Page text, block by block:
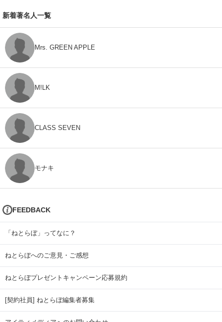
新着著名人一覧
Mrs. GREEN APPLE
M!LK
CLASS SEVEN
モナキ
FEEDBACK
「ねとらぼ」ってなに？
ねとらぼへのご意見・ご感想
ねとらぼプレゼントキャンペーン応募規約
[契約社員] ねとらぼ編集者募集